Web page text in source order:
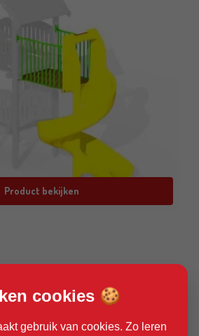
Product bekijken
cookies 🍪
gebruik van cookies. Zo leren